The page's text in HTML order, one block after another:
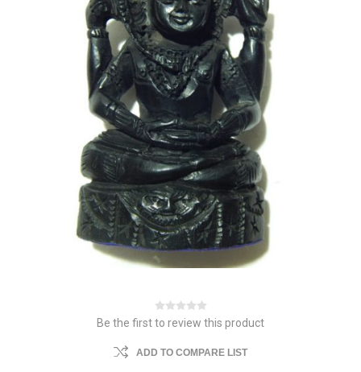
Be the first to review this product
ADD TO COMPARE LIST